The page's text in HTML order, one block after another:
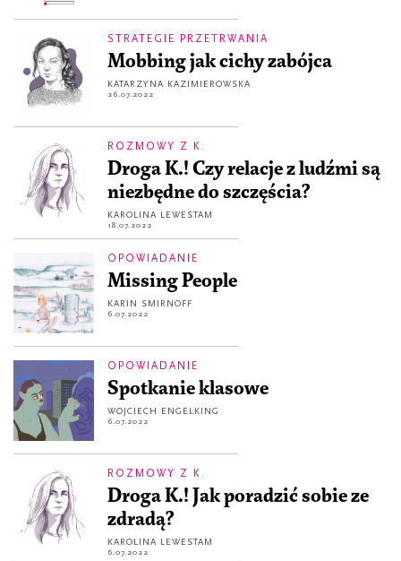
STRATEGIE PRZETRWANIA
Mobbing jak cichy zabójca
KATARZYNA KAZIMIEROWSKA
26.07.2022
ROZMOWY Z K.
Droga K.! Czy relacje z ludźmi są
niezbędne do szczęścia?
KAROLINA LEWESTAM
18.07.2022
OPOWIADANIE
Missing People
KARIN SMIRNOFF
6.07.2022
OPOWIADANIE
Spotkanie klasowe
WOJCIECH ENGELKING
6.07.2022
ROZMOWY Z K.
Droga K.! Jak poradzić sobie ze
zdradą?
KAROLINA LEWESTAM
6.07.2022